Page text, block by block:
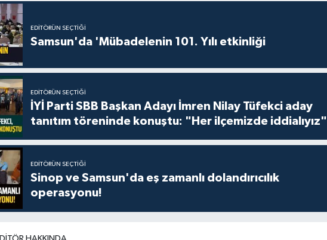
EDITÖRÜN SEÇTIĞI
Samsun'da 'Mübadelenin 101. Yılı etkinliği
EDITÖRÜN SEÇTIĞI
İYİ Parti SBB Başkan Adayı İmren Nilay Tüfekci aday
tanıtım töreninde konuştu: "Her ilçemizde iddialıyız"
EDITÖRÜN SEÇTIĞI
Sinop ve Samsun'da eş zamanlı dolandırıcılık
operasyonu!